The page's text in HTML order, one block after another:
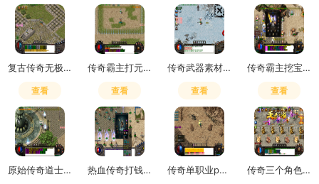
复古传奇无极真气有什么用
查看
传奇霸主打元宝买精灵划算不
查看
传奇武器素材600张多少钱
查看
传奇霸主挖宝技巧攻略图
查看
原始传奇道士学4级狗还是符 热血传奇打钱攻略最新 传奇单职业pk技巧 传奇三个角色选什么主角色